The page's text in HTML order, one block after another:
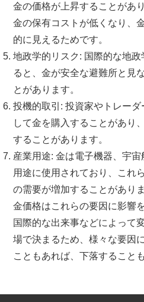
金の価格が上昇することがあ
金の保有コストが低くなり、
的に見えるためです。
地政学的リスク : 国際的な地政
ると、金が安全な避難所と見
とがあります。
投機的取引 : 投資家やトレー
して金を購入することがあり
することがあります。
産業用途: 金は電子機器、宇
用途に使用されており、これ
の需要が増加することがありま
金価格はこれらの要因に影響
国際的な出来事などによって
場で決まるため、様々な要因
こともあれば、下落すること